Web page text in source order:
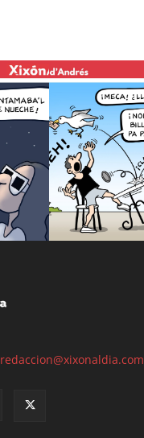
redaccion@xixonaldia.com